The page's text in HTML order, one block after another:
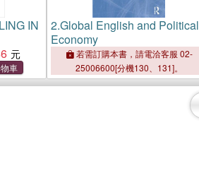
IN
2.Global English and Political
Economy
若需訂購本書，請電洽客服 02-
25006600[分機130、131]。